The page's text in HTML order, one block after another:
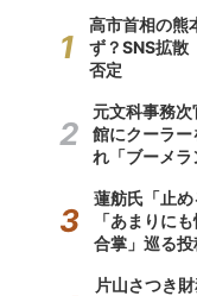
高市首相の熊
ず？SNS拡
否定
元文科事務
館にクーラー
れ「ブーメラ
蓮舫氏「止め
「あまりに
合掌」巡る
片山さつき